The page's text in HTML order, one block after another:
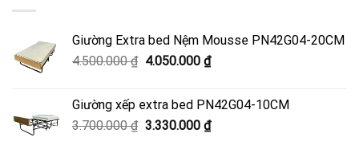
Giường Extra bed Nệm Mousse PN42G04-20CM
4.500.000₫ Giá
4.500.000 ₫.
4.050.000 ₫Giá
là:
4.050.000 ₫.
Giường xếp extra bed PN42G04-10CM
3.700.000₫ Giá
3.330.000 ₫Giá